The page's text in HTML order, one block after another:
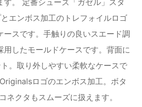
エンボス加工のトレフォイルロゴ
ースです。手触りの良いスエード調
用したモールドケースです。背面に
。取り外しやすい柔軟なケースで
ロゴのエンボス加工。ボタ
ネクタもスムーズに扱えます。